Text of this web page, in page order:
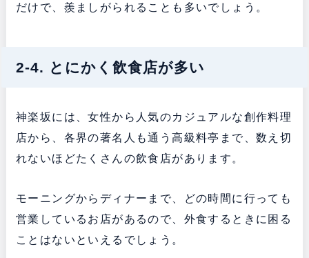
だけで、羨ましがられることも多いでしょう。
2-4. とにかく飲食店が多い
神楽坂には、女性から人気のカジュアルな創作料理
店から、各界の著名人も通う高級料亭まで、数え切
れないほどたくさんの飲食店があります。
モーニングからディナーまで、どの時間に行っても
営業しているお店があるので、外食するときに困る
ことはないといえるでしょう。